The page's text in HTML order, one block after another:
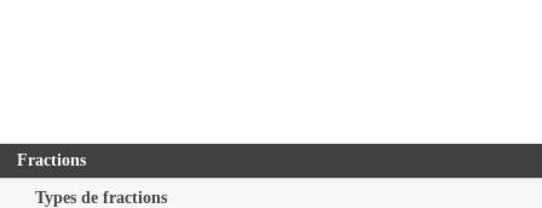
Fractions
Types de fractions